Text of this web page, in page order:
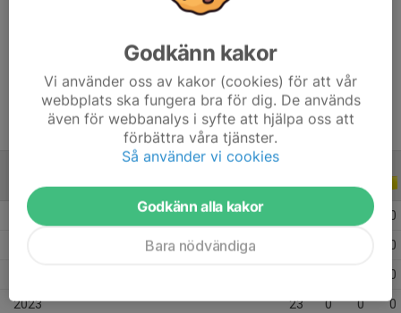
13 år
ALLA SERIER ALLA ÅR
2026 0
0
0
2023 23 0 0 0
Godkänn kakor
Vi använder oss av kakor (cookies) för att vår
webbplats ska fungera bra för dig. De används
även för webbanalys i syfte att hjälpa oss att
förbättra våra tjänster.
Så använder vi cookies
Godkänn alla kakor
Bara nödvändiga